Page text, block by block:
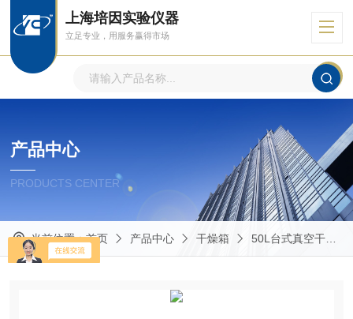
上海培因实验仪器
立足专业，用服务赢得市场
产品中心
PRODUCTS CENTER
当前位置：首页 产品中心 干燥箱 50L台式真空干燥箱